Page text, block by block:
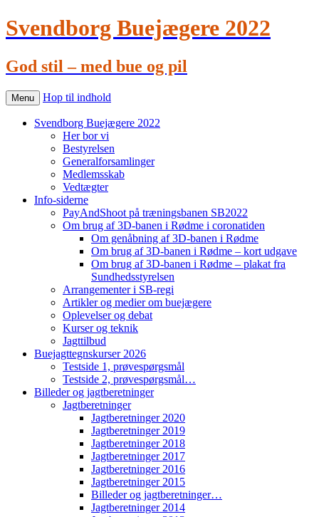
Svendborg Buejægere 2022
God stil – med bue og pil
Menu Hop til indhold
Svendborg Buejægere 2022
Her bor vi
Bestyrelsen
Generalforsamlinger
Medlemsskab
Vedtægter
Info-siderne
PayAndShoot på træningsbanen SB2022
Om brug af 3D-banen i Rødme i coronatiden
Om genåbning af 3D-banen i Rødme
Om brug af 3D-banen i Rødme – kort udgave
Om brug af 3D-banen i Rødme – plakat fra
Sundhedsstyrelsen
Arrangementer i SB-regi
Artikler og medier om buejægere
Oplevelser og debat
Kurser og teknik
Jagttilbud
Buejagttegnskurser 2026
Testside 1, prøvespørgsmål
Testside 2, prøvespørgsmål…
Billeder og jagtberetninger
Jagtberetninger
Jagtberetninger 2020
Jagtberetninger 2019
Jagtberetninger 2018
Jagtberetninger 2017
Jagtberetninger 2016
Jagtberetninger 2015
Billeder og jagtberetninger…
Jagtberetninger 2014